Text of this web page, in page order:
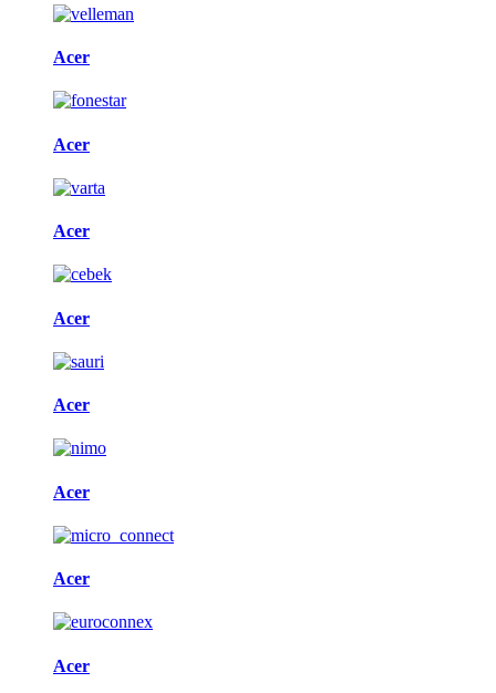
Acer
Acer
Acer
Acer
Acer
Acer
Acer
Acer